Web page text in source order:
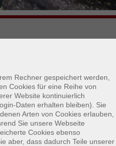
Gerätebeistellung (T01)
ST. MARGARETHEN A.D. RAAB
mit TLF-A 4000
a.d. Raab
Rechner gespeichert werden,
Cookies für eine Reihe von
Website kontinuierlich
Daten erhalten bleiben). Sie
Arten von Cookies erlauben,
Sie unsere Webseite
Cookies ebenso
aber, dass dadurch Teile unserer